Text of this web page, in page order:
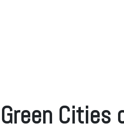
Green Cities